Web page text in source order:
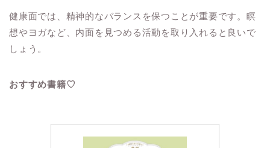
健康面では、精神的なバランスを保つことが重要です。瞑
想やヨガなど、内面を見つめる活動を取り入れると良いで
しょう。
おすすめ書籍♡